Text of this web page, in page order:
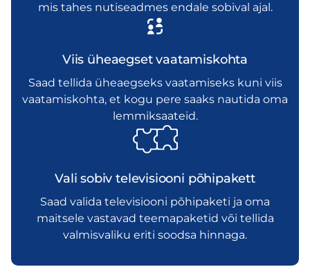
mis tahes nutiseadmes endale sobival ajal.
Viis üheaegset vaatamiskohta
Saad tellida üheaegseks vaatamiseks kuni viis
vaatamiskohta, et kogu pere saaks nautida oma
lemmiksaateid.
Vali sobiv televisiooni põhipakett
Saad valida televisiooni põhipaketi ja oma
maitsele vastavad teemapaketid või tellida
valmisvaliku eriti soodsa hinnaga.